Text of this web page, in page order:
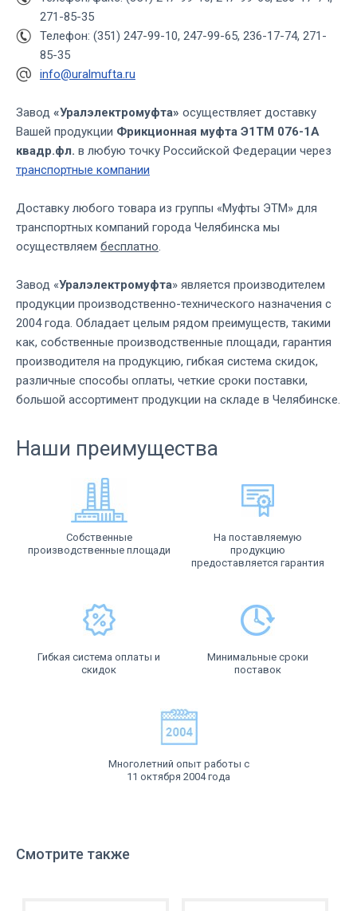
271-85-35
Телефон: (351) 247-99-10, 247-99-65, 236-17-74, 271-
85-35
info@uralmufta.ru
Завод «Уралэлектромуфта» осуществляет доставку
Вашей продукции Фрикционная муфта Э1ТМ 076-1А
квадр.фл. в любую точку Российской Федерации через
транспортные компании
Доставку любого товара из группы «Муфты ЭТМ» для
транспортных компаний города Челябинска мы
осуществляем бесплатно.
Завод «Уралэлектромуфта» является производителем
продукции производственно-технического назначения с
2004 года. Обладает целым рядом преимуществ, такими
как, собственные производственные площади, гарантия
производителя на продукцию, гибкая система скидок,
различные способы оплаты, четкие сроки поставки,
большой ассортимент продукции на складе в Челябинске.
Наши преимущества
Собственные
производственные площади
На поставляемую
продукцию
предоставляется гарантия
Гибкая система оплаты и
скидок
Минимальные сроки
поставок
Многолетний опыт работы с
11 октября 2004 года
Смотрите также